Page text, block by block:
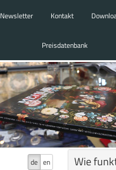
Newsletter Kontakt
Preisdatenbank
de en Wie